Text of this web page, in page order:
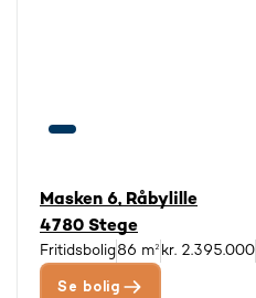
Masken 6, Råbylille
4780 Stege
Fritidsbolig86 m² kr. 2.395.000
Se bolig